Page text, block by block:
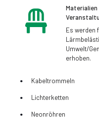
Es werden
Umwelt/
erhoben.
Kabeltrommeln
Lichterketten
Neonröhren